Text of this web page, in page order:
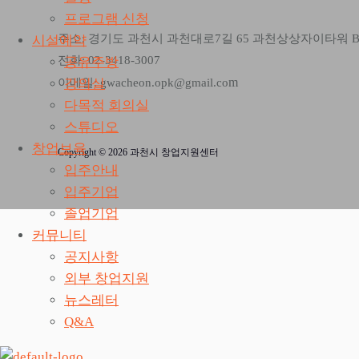
프로그램 신청
시설예약
공유주방
강의실
다목적 회의실
스튜디오
창업보육
입주안내
입주기업
졸업기업
커뮤니티
공지사항
외부 창업지원
뉴스레터
Q&A
주소: 경기도 과천시 과천대로7길 65 과천상상자이타워
전화: 02-3418-3007
이메일: gwacheon.opk@gmail.com
Copyright © 2026 과천시 창업지원센터